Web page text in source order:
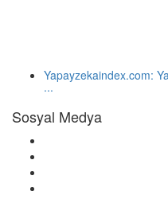
Yapayzekaindex.com:
...
Sosyal Medya